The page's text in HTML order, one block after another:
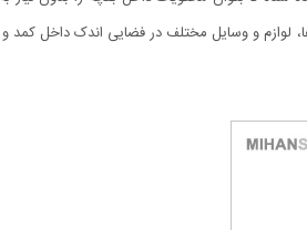
و وسایل مختلف در فضایی اندک داخل کمد و